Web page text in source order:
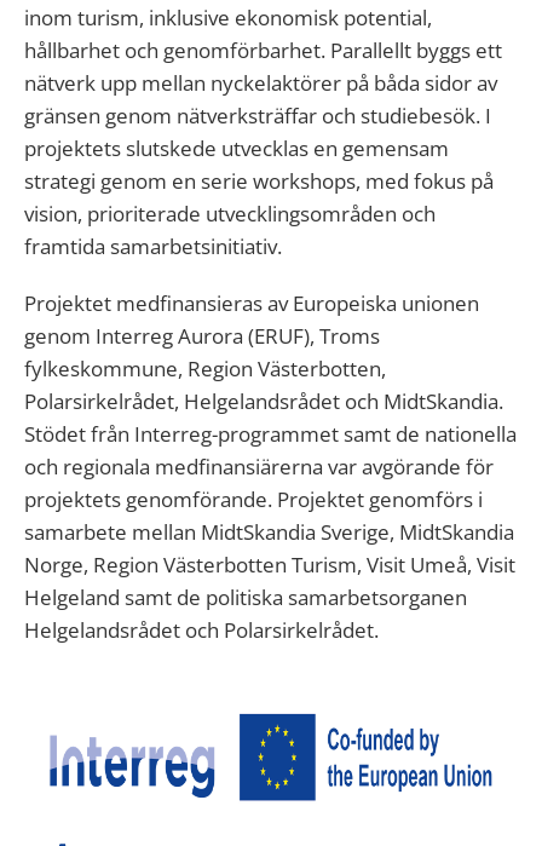
inom turism, inklusive ekonomisk potential,
hållbarhet och genomförbarhet. Parallellt byggs ett
nätverk upp mellan nyckelaktörer på båda sidor av
gränsen genom nätverksträffar och studiebesök. I
projektets slutskede utvecklas en gemensam
strategi genom en serie workshops, med fokus på
vision, prioriterade utvecklingsområden och
framtida samarbetsinitiativ.
Projektet medfinansieras av Europeiska unionen
genom Interreg Aurora (ERUF), Troms
fylkeskommune, Region Västerbotten,
Polarsirkelrådet, Helgelandsrådet och MidtSkandia.
Stödet från Interreg-programmet samt de nationella
och regionala medfinansiärerna var avgörande för
projektets genomförande. Projektet genomförs i
samarbete mellan MidtSkandia Sverige, MidtSkandia
Norge, Region Västerbotten Turism, Visit Umeå, Visit
Helgeland samt de politiska samarbetsorganen
Helgelandsrådet och Polarsirkelrådet.